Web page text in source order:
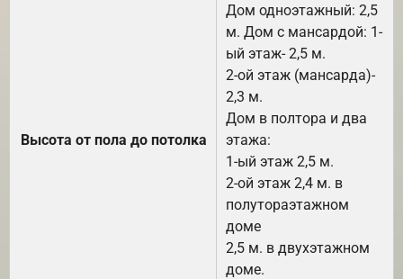
Высота от пола до потолка
Дом одноэтажный: 2,5
м. Дом с мансардой: 1-
ый этаж- 2,5 м.
2-ой этаж (мансарда)-
2,3 м.
Дом в полтора и два
этажа:
1-ый этаж 2,5 м.
2-ой этаж 2,4 м. в
полутораэтажном
доме
2,5 м. в двухэтажном
доме.